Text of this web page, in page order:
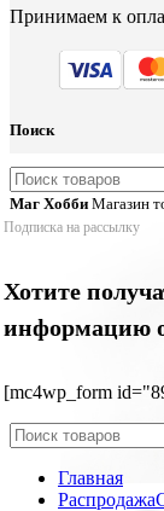
Принимаем к
Поиск
Маг Хобби Магазин
Подписка на рассылку
Хотите
информацию
[mc4wp_form
Главная
Распродажа